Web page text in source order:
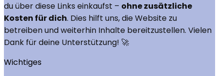
du über diese Links einkaufst – ohne zusätzliche
Kosten für dich. Dies hilft uns, die Website zu
betreiben und weiterhin Inhalte bereitzustellen. Vielen
Dank für deine Unterstützung! 🚀
Wichtiges